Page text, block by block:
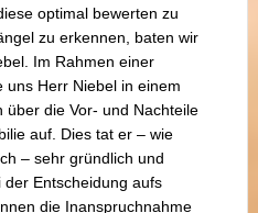
optimal bewerten zu
zu erkennen, baten wir
Im Rahmen einer
uns Herr Niebel in einem
die Vor- und Nachteile
auf. Dies tat er – wie
– sehr gründlich und
Entscheidung aufs
die Inanspruchnahme